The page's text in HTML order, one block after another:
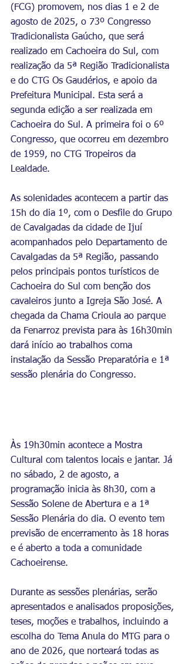
(FCG) promovem, nos dias 1 e 2 de
agosto de 2025, o 73º Congresso
Tradicionalista Gaúcho, que será
realizado em Cachoeira do Sul, com
realização da 5ª Região Tradicionalista
e do CTG Os Gaudérios, e apoio da
Prefeitura Municipal. Esta será a
segunda edição a ser realizada em
Cachoeira do Sul. A primeira foi o 6º
Congresso, que ocorreu em dezembro
de 1959, no CTG Tropeiros da
Lealdade.
As solenidades acontecem a partir das
15h do dia 1º, com o Desfile do Grupo
de Cavalgadas da cidade de Ijuí
acompanhados pelo Departamento de
Cavalgadas da 5ª Região, passando
pelos principais pontos turísticos de
Cachoeira do Sul com benção dos
cavaleiros junto a Igreja São José. A
chegada da Chama Crioula ao parque
da Fenarroz prevista para às 16h30min
dará início ao trabalhos coma
instalação da Sessão Preparatória e 1ª
sessão plenária do Congresso.
Às 19h30min acontece a Mostra
Cultural com talentos locais e jantar. Já
no sábado, 2 de agosto, a
programação inicia às 8h30, com a
Sessão Solene de Abertura e a 1ª
Sessão Plenária do dia. O evento tem
previsão de encerramento às 18 horas
e é aberto a toda a comunidade
Cachoeirense.
Durante as sessões plenárias, serão
apresentados e analisados proposições,
teses, moções e trabalhos, incluindo a
escolha do Tema Anula do MTG para o
ano de 2026, que norteará todas as